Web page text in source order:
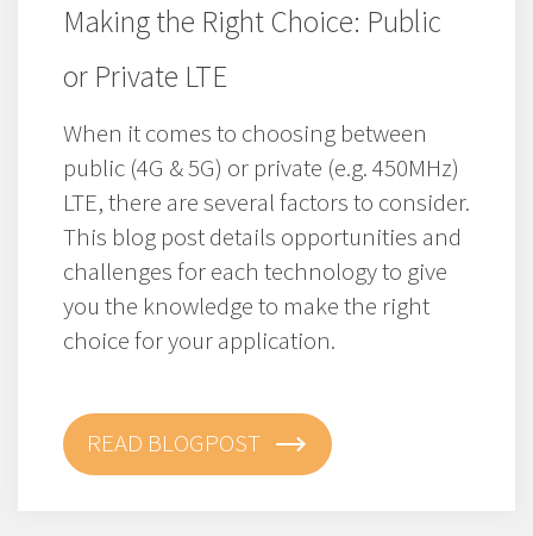
Making the Right Choice: Public
or Private LTE
When it comes to choosing between
public (4G & 5G) or private (e.g. 450MHz)
LTE, there are several factors to consider.
This blog post details opportunities and
challenges for each technology to give
you the knowledge to make the right
choice for your application.
READ BLOGPOST